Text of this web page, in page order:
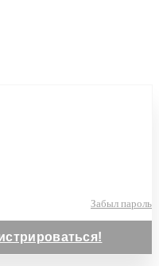
Забыл пароль